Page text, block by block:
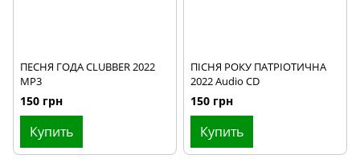
ПЕСНЯ ГОДА CLUBBER 2022
MP3
150 грн
Купить
ПІСНЯ РОКУ ПАТРІОТИЧНА
2022 Audio CD
150 грн
Купить